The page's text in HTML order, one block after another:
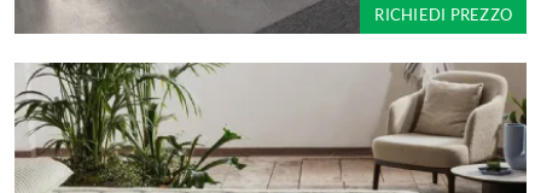
RICHIEDI PREZZO